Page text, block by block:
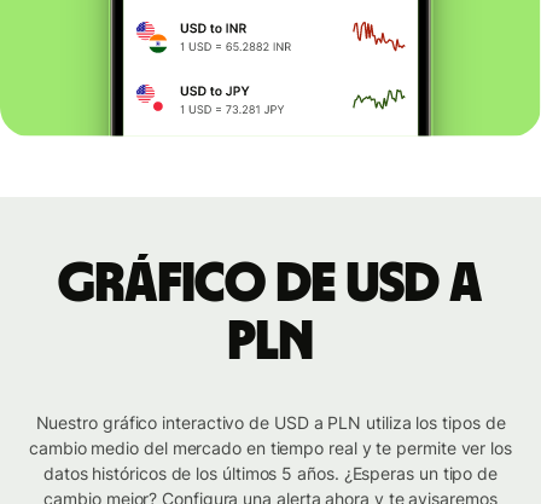
Gráfico de USD a
PLN
Nuestro gráfico interactivo de USD a PLN utiliza los tipos de
cambio medio del mercado en tiempo real y te permite ver los
datos históricos de los últimos 5 años. ¿Esperas un tipo de
cambio mejor? Configura una alerta ahora y te avisaremos